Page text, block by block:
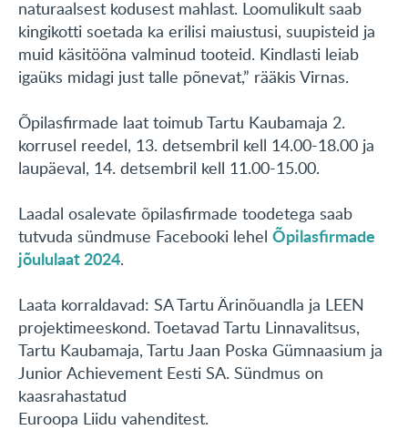
naturaalsest kodusest mahlast. Loomulikult saab
kingikotti soetada ka erilisi maiustusi, suupisteid ja
muid käsitööna valminud tooteid. Kindlasti leiab
igaüks midagi just talle põnevat,” rääkis Virnas.
Õpilasfirmade laat toimub Tartu Kaubamaja 2.
korrusel reedel, 13. detsembril kell 14.00-18.00 ja
laupäeval, 14. detsembril kell 11.00-15.00.
Laadal osalevate õpilasfirmade toodetega saab
tutvuda sündmuse Facebooki lehel Õpilasfirmade
jõululaat 2024.
Laata korraldavad: SA Tartu Ärinõuandla ja LEEN
projektimeeskond. Toetavad Tartu Linnavalitsus,
Tartu Kaubamaja, Tartu Jaan Poska Gümnaasium ja
Junior Achievement Eesti SA. Sündmus on
kaasrahastatud
Euroopa Liidu vahenditest.